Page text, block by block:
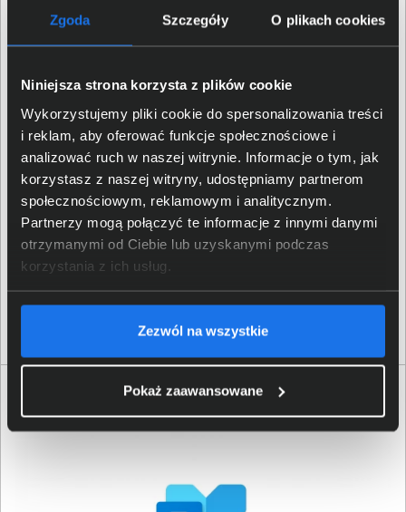
Zgoda Szczegóły O plikach cookies
Niniejsza strona korzysta z plików cookie
Wykorzystujemy pliki cookie do spersonalizowania treści
i reklam, aby oferować funkcje społecznościowe i
analizować ruch w naszej witrynie. Informacje o tym, jak
korzystasz z naszej witryny, udostępniamy partnerom
społecznościowym, reklamowym i analitycznym.
Partnerzy mogą połączyć te informacje z innymi danymi
otrzymanymi od Ciebie lub uzyskanymi podczas
korzystania z ich usług.
Zezwól na wszystkie
Pokaż zaawansowane
Exchange Server Enterprise 2019 Device CAL -
DG7GMGF0F4MD:0005
251,00 zł